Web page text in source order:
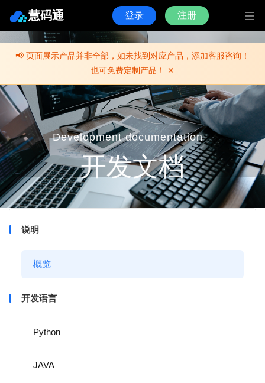
慧码通 登录 注册
Development documentation
开发文档
说明
概览
开发语言
Python
JAVA
📢 页面展示产品并非全部，如未找到对应产品，添加客服咨询！
也可免费定制产品！
✕